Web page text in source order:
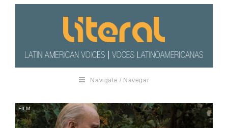
Navigate / Navegar
FILM